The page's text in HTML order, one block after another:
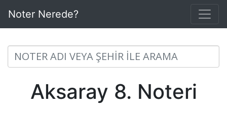
Noter Nerede?
Aksaray 8. Noteri